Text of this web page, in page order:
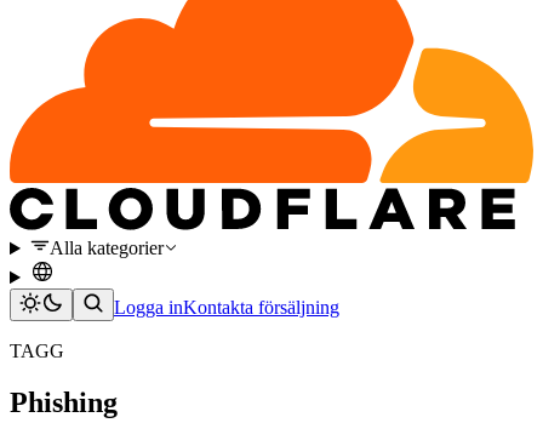
Alla kategorier
Logga inKontakta försäljning
TAGG
Phishing